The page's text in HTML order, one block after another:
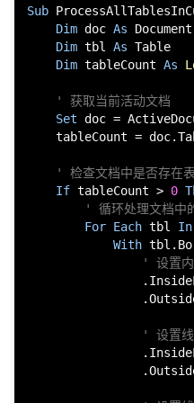
Sub
Dim doc As Document
Dim tbl As Table
Dim tableCount As
' 获取当前活动文档
Set doc =
tableCount =
' 检查文档中是否存在
If tableCount > 0
' 循环处理文档中
For Each tbl In
With
' 设置内
' 设置